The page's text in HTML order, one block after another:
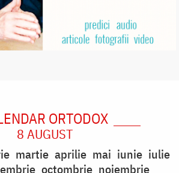
ORTODOX
8 AUGUST
martie aprilie mai iunie iulie
octombrie noiembrie